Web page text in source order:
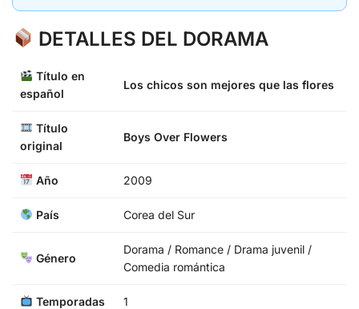
DETALLES DEL DORAMA
Título en
español
Los chicos son mejores que las flores
Título
original
Boys Over Flowers
Año 2009
País Corea del Sur
Género
Dorama / Romance / Drama juvenil /
Comedia romántica
Temporadas 1